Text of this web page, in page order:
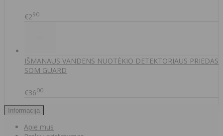
€290
IŠMANAUS VANDENS NUOTĖKIO DETEKTORIAUS PRIEDAS
SOM GUARD
€3600
Informacija
Apie mus